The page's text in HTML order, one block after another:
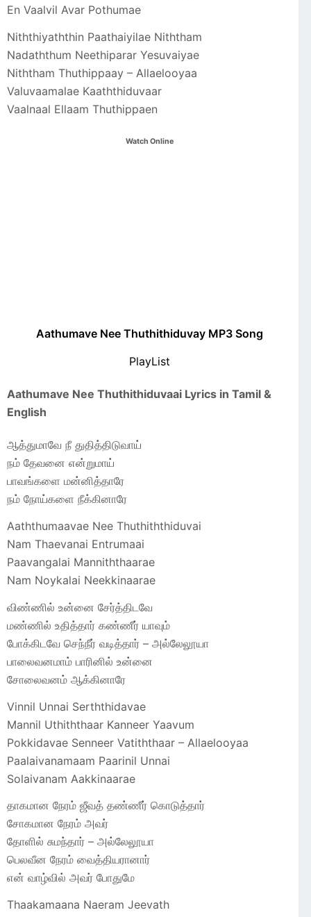
En Vaalvil Avar Pothumae
Niththiyaththin Paathaiyilae Niththam
Nadaththum Neethiparar Yesuvaiyae
Niththam Thuthippaay – Allaelooyaa
Valuvaamalae Kaaththiduvaar
Vaalnaal Ellaam Thuthippaen
Watch Online
Aathumave Nee Thuthithiduvay MP3 Song
PlayList
Aathumave Nee Thuthithiduvaai Lyrics in Tamil &
English
ஆத்துமாவே நீ துதித்திடுவாய்
நம் தேவனை என்றுமாய்
பாவங்களை மன்னித்தாரே
நம் நோய்களை நீக்கினாரே
Aaththumaavae Nee Thuthiththiduvai
Nam Thaevanai Entrumaai
Paavangalai Manniththaarae
Nam Noykalai Neekkinaarae
விண்ணில் உன்னை சேர்த்திடவே
மண்ணில் உதித்தார் கண்ணீர் யாவும்
போக்கிடவே செந்நீர் வடித்தார் – அல்லேலூயா
பாலைவனமாம் பாரினில் உன்னை
சோலைவனம் ஆக்கினாரே
Vinnil Unnai Serththidavae
Mannil Uthiththaar Kanneer Yaavum
Pokkidavae Senneer Vatiththaar – Allaelooyaa
Paalaivanamaam Paarinil Unnai
Solaivanam Aakkinaarae
தாகமான நேரம் ஜீவத் தண்ணீர் கொடுத்தார்
சோகமான நேரம் அவர்
தோளில் சுமந்தார் – அல்லேலூயா
பெலவீன நேரம் வைத்தியரானார்
என் வாழ்வில் அவர் போதுமே
Thaakamaana Naeram Jeevath